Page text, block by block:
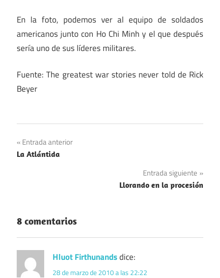
En la foto, podemos ver al equipo de soldados
americanos junto con Ho Chi Minh y el que después
sería uno de sus líderes militares.
Fuente: The greatest war stories never told de Rick
Beyer
Navegación
de
Entrada anterior
La Atlántida
Entrada siguiente
Llorando en la procesión
8 comentarios
Hluot Firthunandsdice:
28 de marzo de 2010 a las 22:22